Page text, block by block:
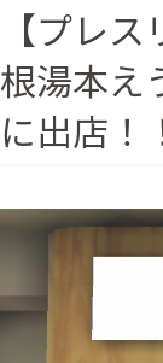
【プレ
根湯本え
に出店！